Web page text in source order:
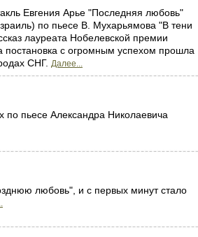
Евгения Арье "Последняя любовь"
по пьесе В. Мухарьямова "В тени
лауреата Нобелевской премии
с огромным успехом прошла
СНГ. Далее...
по пьесе Александра Николаевича
любовь", и с первых минут стало